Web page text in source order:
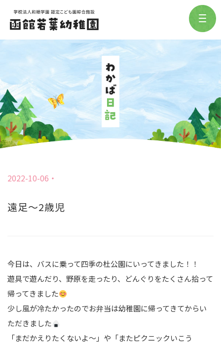
2022-10-06
遠足～2歳児
今日は、バスに乗って四季の杜公園にいってきました！！
遊具で遊んだり、野原を走ったり、どんぐりをたくさん拾って
帰ってきました
少し風が冷たかったのでお弁当は幼稚園に帰ってきてからい
ただきました
「まだかえりたくないよ～」や「またピクニックいこう